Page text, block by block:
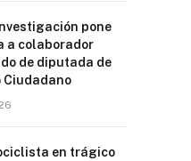
pone
a colaborador
de diputada de
Ciudadano
en trágico